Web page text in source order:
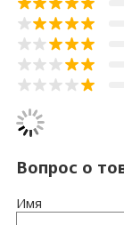
Вопрос о
Имя